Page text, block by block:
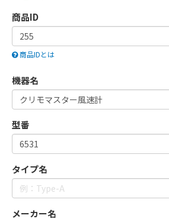
商品ID
商品IDとは
機器名
型番
タイプ名
メーカー名